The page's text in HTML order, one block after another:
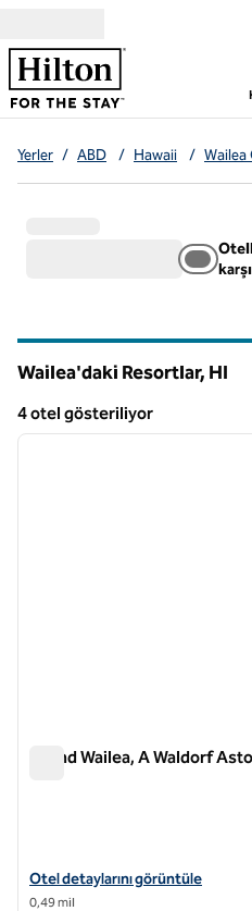
Yerler / ABD / Hawaii / Wailea
Wailea'daki Resortlar, HI
4 otel gösteriliyor
4 otel gösteriliyor
1 / 10
Grand Wailea, A Waldorf
Grand Wailea, Waldorf Astoria
Otel detaylarını görüntüle
0,49 mil